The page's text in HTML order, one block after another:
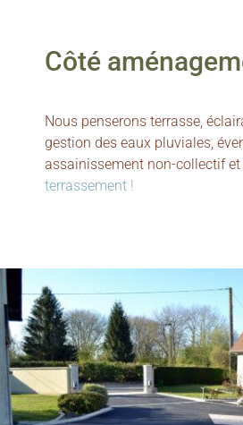
Côté
Nous penserons terrasse,
gestion des eaux pluviales,
assainissement non-collectif
terrassement !